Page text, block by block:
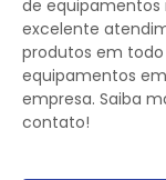
de equipamentos
excelente
produtos em
equipamentos
empresa. Saiba
contato!